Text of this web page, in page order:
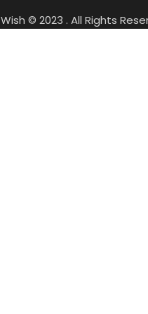
© 2023 . All Rights